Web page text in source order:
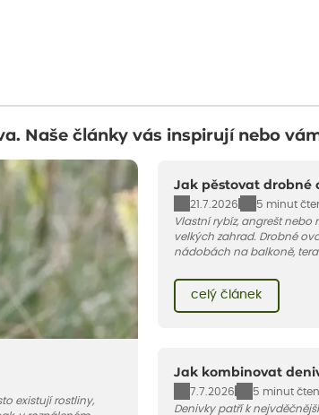
Naše články vás inspirují nebo
existují rostliny,
Jak pěstovat drobné
21.7.2026
5 minut
Vlastní rybíz, angrešt
velkých zahrad. Drobné
nádobách na balkoně,
pár základních pravidel. V
celý článek
Jak kombinovat
7.7.2026
5 minut
Denivky patří k